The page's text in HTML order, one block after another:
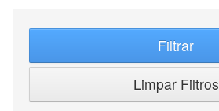
Filtrar
Limpar Filtros